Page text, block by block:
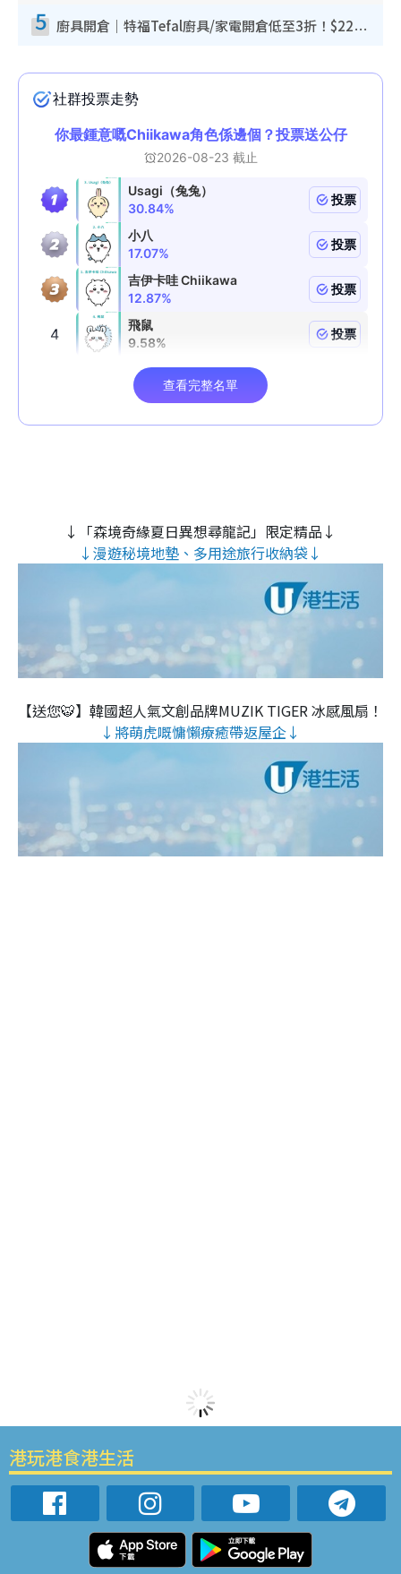
5 廚具開倉｜特福Tefal廚具/家電開倉低至3折！$220起買平底鍋/炒鑊/湯煲！電飯煲/吸塵機/燙斗$418起
↓「森境奇緣夏日異想尋龍記」限定精品↓
↓漫遊秘境地墊、多用途旅行收納袋↓
【送您🐯】韓國超人氣文創品牌MUZIK TIGER 冰感風扇！
↓將萌虎嘅慵懶療癒帶返屋企↓
港玩港食港生活